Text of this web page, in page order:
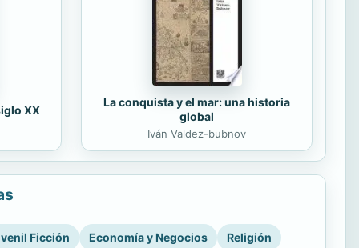
XX
La conquista y el mar: una historia
global
Iván Valdez-bubnov
Ficción Economía y Negocios
Religión